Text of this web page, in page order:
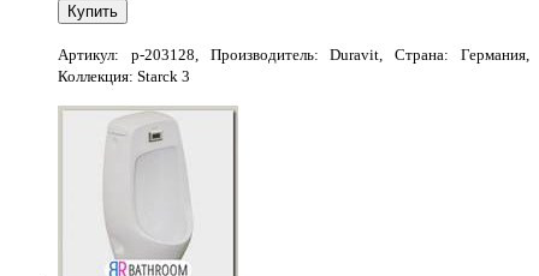
Артикул: p-203128, Производитель: Duravit, Страна: Германия,
Коллекция: Starck 3